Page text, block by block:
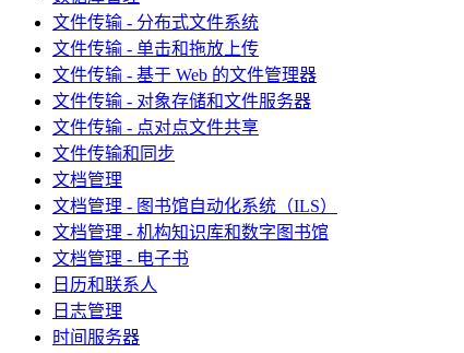
文件传输 - 分布式文件系统
文件传输 - 单击和拖放上传
文件传输 - 基于 Web 的文件管理器
文件传输 - 对象存储和文件服务器
文件传输 - 点对点文件共享
文件传输和同步
文档管理
文档管理 - 图书馆自动化系统（ILS）
文档管理 - 机构知识库和数字图书馆
文档管理 - 电子书
日历和联系人
日志管理
时间服务器